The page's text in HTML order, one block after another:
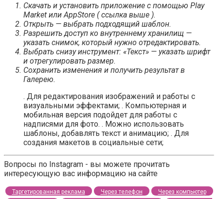
Скачать и установить приложение с помощью Play
Market или AppStore ( ссылка выше ).
Открыть — выбрать подходящий шаблон.
Разрешить доступ ко внутреннему хранилищ —
указать снимок, который нужно отредактировать.
Выбрать снизу инструмент: «Текст» — указать шрифт
и отрегулировать размер.
Сохранить изменения и получить результат в
Галерею.
. Для редактирования изображений и работы с
визуальными эффектами; . Компьютерная и
мобильная версия подойдет для работы с
надписями для фото. . Можно использовать
шаблоны, добавлять текст и анимацию; . Для
создания макетов в социальные сети;
Вопросы по Instagram - вы можете прочитать
интересующую вас информацию на сайте
Таргетированная реклама Через телефон Через компьютер